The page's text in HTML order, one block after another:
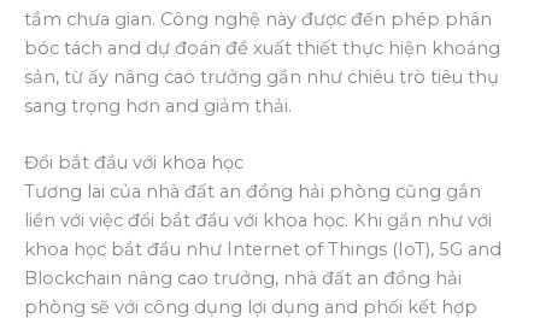
tầm chưa gian. Công nghệ này được đến phép phân
bóc tách and dự đoán đề xuất thiết thực hiện khoáng
sản, từ ấy nâng cao trưởng gần như chiêu trò tiêu thụ
sang trọng hơn and giảm thải.
Đổi bắt đầu với khoa học
Tương lai của nhà đất an đồng hải phòng cũng gắn
liền với việc đổi bắt đầu với khoa học. Khi gần như với
khoa học bắt đầu như Internet of Things (IoT), 5G and
Blockchain nâng cao trưởng, nhà đất an đồng hải
phòng sẽ với công dụng lợi dụng and phối kết hợp